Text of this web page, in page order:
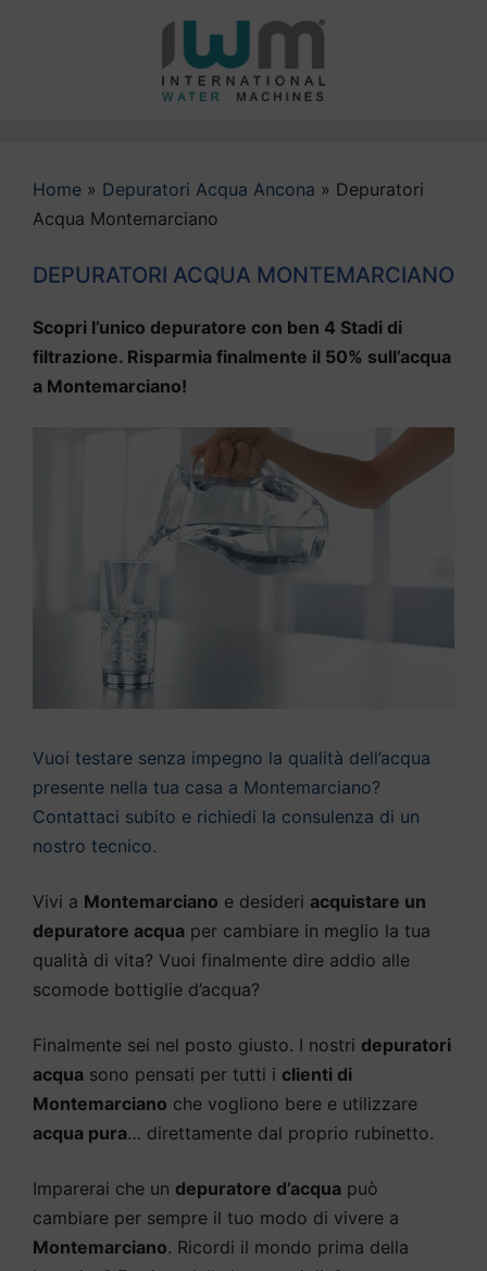
Home » Depuratori Acqua Ancona » Depuratori
Acqua Montemarciano
DEPURATORI ACQUA MONTEMARCIANO
Scopri l’unico depuratore con ben 4 Stadi di
filtrazione. Risparmia finalmente il 50% sull’acqua
a Montemarciano!
Vuoi testare senza impegno la qualità dell’acqua
presente nella tua casa a Montemarciano?
Contattaci subito e richiedi la consulenza di un
nostro tecnico.
Vivi a Montemarciano e desideri acquistare un
depuratore acqua per cambiare in meglio la tua
qualità di vita? Vuoi finalmente dire addio alle
scomode bottiglie d’acqua?
Finalmente sei nel posto giusto. I nostri depuratori
acqua sono pensati per tutti i clienti di
Montemarciano che vogliono bere e utilizzare
acqua pura… direttamente dal proprio rubinetto.
Imparerai che un depuratore d’acqua può
cambiare per sempre il tuo modo di vivere a
Montemarciano. Ricordi il mondo prima della